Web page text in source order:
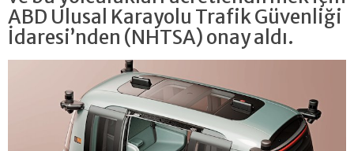
ABD Ulusal Karayolu Trafik Güvenliği
İdaresi’nden (NHTSA) onay aldı.